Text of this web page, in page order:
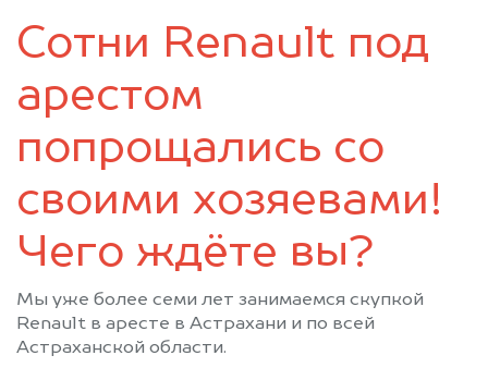
Сотни Renault под
арестом
попрощались со
своими хозяевами!
Чего ждёте вы?
Мы уже более семи лет занимаемся скупкой
Renault в аресте в Астрахани и по всей
Астраханской области.